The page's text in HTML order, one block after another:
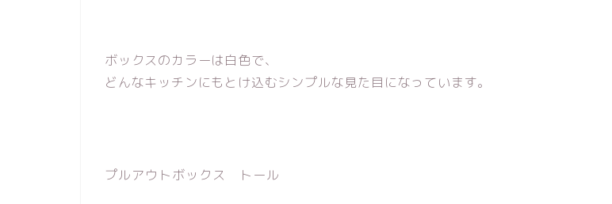
ボックスのカラーは白色で、
どんなキッチンにもとけ込むシンプルな見た目 になっています。
プルアウトボックス トール